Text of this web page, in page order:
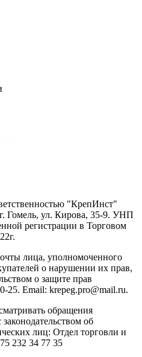
"КрепИнст"
Гомель, ул. Кирова, 35-9. УНП
регистрации в Торговом
лица, уполномоченного
о нарушении их прав,
о защите прав
25. Email: krepeg.pro@mail.ru.
обращения
об
лиц: Отдел торговли и
232 34 77 35